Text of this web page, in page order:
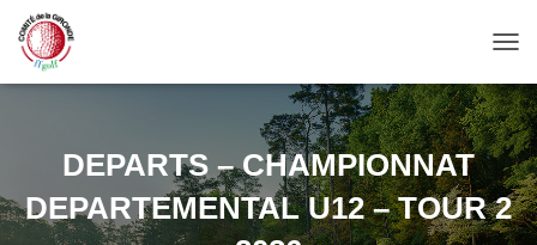
DEPARTS – CHAMPIONNAT
DEPARTEMENTAL U12 – TOUR 2